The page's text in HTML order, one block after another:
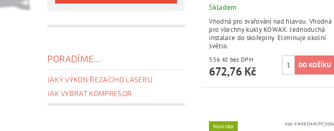
PORADÍME...
JAKÝ VÝKON ŘEZACÍHO LASERU
JAK VYBRAT KOMPRESOR
Skladem
Vhodná pro svařování nad hlavou. Vhodná
pro všechny kukly KOWAX. Jednoduchá
instalace do skořepiny. Eliminuje okolní
světlo.
556 Kč bez DPH
672,76 Kč
Novinka Kód:KWX825ARCPP_S03A